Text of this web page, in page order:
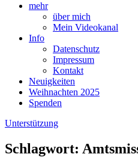
mehr
über mich
Mein Videokanal
Info
Datenschutz
Impressum
Kontakt
Neuigkeiten
Weihnachten 2025
Spenden
Unterstützung
Schlagwort: